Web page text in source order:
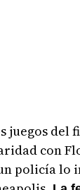
del
con
policía